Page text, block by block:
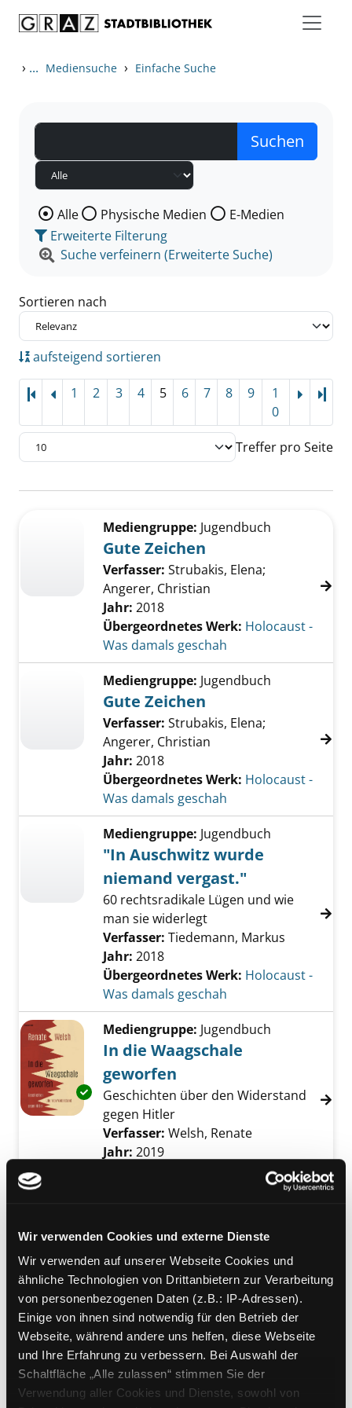
Wir verwenden Cookies und externe Dienste
Wir verwenden auf unserer Webseite Cookies und
ähnliche Technologien von Drittanbietern zur Verarbeitung
von personenbezogenen Daten (z.B.: IP-Adressen).
Einige von ihnen sind notwendig für den Betrieb der
Webseite, während andere uns helfen, diese Webseite
und Ihre Erfahrung zu verbessern. Bei Auswahl der
Schaltfläche „Alle zulassen“ stimmen Sie der
Verwendung aller Cookies und Dienste, sowohl von
› ... Mediensuche › Einfache Suche
Wählen Sie die Medienart nach der Sie suchen wollen.
Alle Physische Medien
E-Medien
Erweiterte Filterung
Suche verfeinern (Erweiterte Suche)
Sortieren nach
aufsteigend sortieren
1 2 3 4 5 6 7 8 9
1
0
Treffer pro Seite
Zu den Suchfiltern springen
Mediengruppe: Jugendbuch
Gute Zeichen
Verfasser: Strubakis, Elena;
Angerer, Christian
Jahr: 2018
Übergeordnetes Werk: Holocaust -
Was damals geschah
Mediengruppe: Jugendbuch
Gute Zeichen
Verfasser: Strubakis, Elena;
Angerer, Christian
Jahr: 2018
Übergeordnetes Werk: Holocaust -
Was damals geschah
Mediengruppe: Jugendbuch
"In Auschwitz wurde
niemand vergast."
60 rechtsradikale Lügen und wie
man sie widerlegt
Verfasser: Tiedemann, Markus
Jahr: 2018
Übergeordnetes Werk: Holocaust -
Was damals geschah
Exemplar-Details von In die Waagschale
Mediengruppe: Jugendbuch
In die Waagschale
geworfen
Geschichten über den Widerstand
gegen Hitler
Verfasser: Welsh, Renate
Jahr: 2019
Exemplar-Details von Lunapark anzeigen
Lunapark
Verfasser: Kutscher, VolkerSuche nach
Jahr:2018
Verlag: Köln, Kiepenheuer u. Witsch
Reihe:KiWi; 1600
Mediengruppe:Sachbuch
Die Weiße Rose
wie aus ganz normalen Deutschen